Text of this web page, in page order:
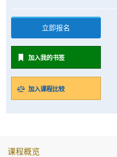
立即报名
加入我的书签
加入课程比较
课程概览